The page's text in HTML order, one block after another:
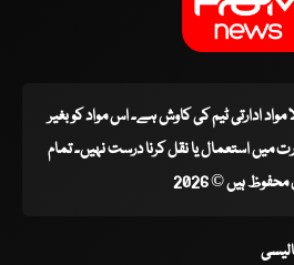
مواد ادارتی ٹیم کی کاوش ہے۔ اس مواد کو بغیر
استعمال یا نقل کرنا درست نہیں۔ تمام
ہیں © 2026